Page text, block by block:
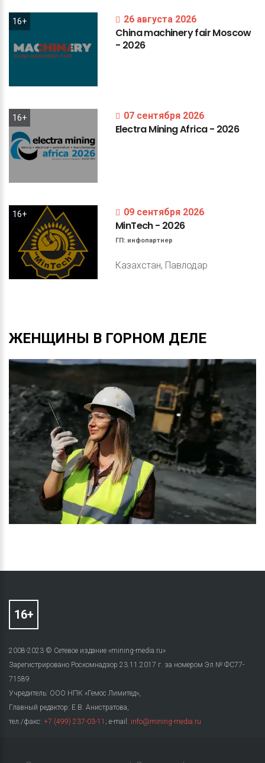
16+ 26 августа 2026
ChinamachineryfairMoscow
- 2026
16+ 07 сентября 2026
ElectraMiningAfrica- 2026
16+ 09 сентября 2026
MinTech- 2026
ГП: инфопартнер
Казахстан, Павлодар
ЖЕНЩИНЫ В ГОРНОМ ДЕЛЕ
2008-2023 © Сетевое издание «mining-media.ru»
Зарегистрировано Роскомнадзор 23.11.2017 г. за номером Эл № ФС77-
71589
Учредитель: ООО НПК «Гемос Лимитед»,
Главный редактор: Е.В. Анистратова,
тел./факс: +7 (499) 237-03-11 ; e-mail: info@mining-media.ru